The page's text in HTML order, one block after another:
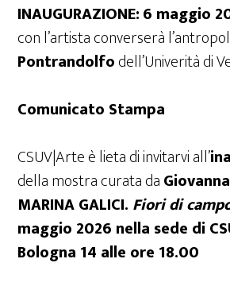
INAUGURAZIONE:6 maggio
con l’artista converserà
Pontrandolfodell’Univerità di
Comunicato Stampa
CSUV|Arte è lieta di invitarvi all’
della mostra curata da
MARINA GALICI. Fiori di
maggio 2026 nella sede di
Bologna 14 alle ore 18.00